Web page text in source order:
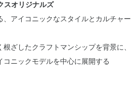
オリジナルズ
、アイコニックなスタイルとカルチャー
ざしたクラフトマンシップを背景に、
コニックモデルを中心に展開する